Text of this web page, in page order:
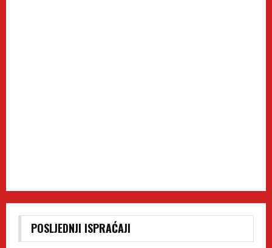
POSLJEDNJI ISPRAĆAJI